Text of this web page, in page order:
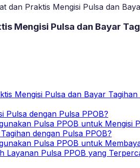
dan Praktis Mengisi Pulsa dan
Mengisi Pulsa dan Bayar
Mengisi Pulsa dan Bayar
Pulsa dengan Pulsa PPOB?
Pulsa PPOB untuk Mengisi
dengan Pulsa PPOB?
Pulsa PPOB untuk
Layanan Pulsa PPOB yang